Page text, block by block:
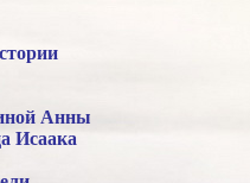
Анны
Исаака